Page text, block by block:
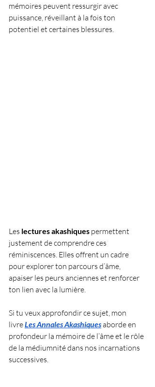
mémoires peuvent ressurgir avec
puissance, réveillant à la fois ton
potentiel et certaines blessures.
Les lectures akashiques permettent
justement de comprendre ces
réminiscences. Elles offrent un cadre
pour explorer ton parcours d’âme,
apaiser les peurs anciennes et renforcer
ton lien avec la lumière.
Si tu veux approfondir ce sujet, mon
livre Les Annales Akashiquesaborde en
profondeur la mémoire de l’âme et le rôle
de la médiumnité dans nos incarnations
successives.